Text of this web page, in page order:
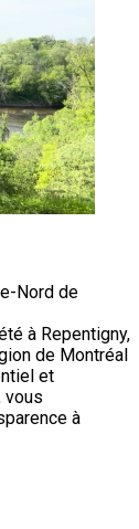
Nord de
à Repentigny,
de Montréal
et
vous
à